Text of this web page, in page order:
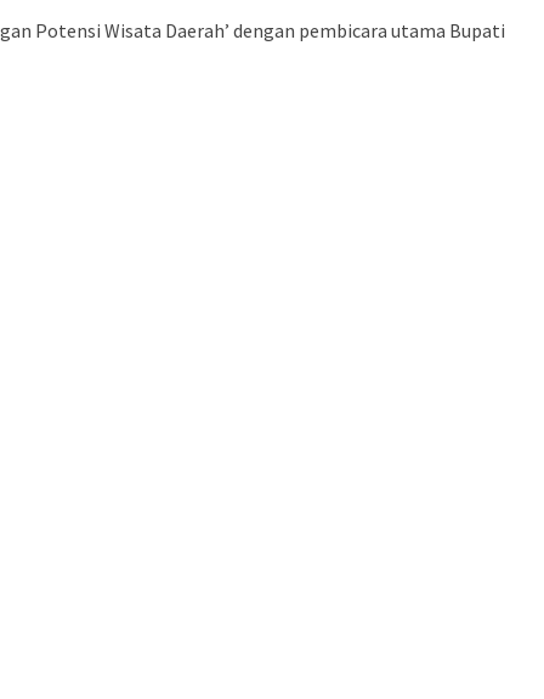
Potensi Wisata Daerah’ dengan pembicara utama Bupati